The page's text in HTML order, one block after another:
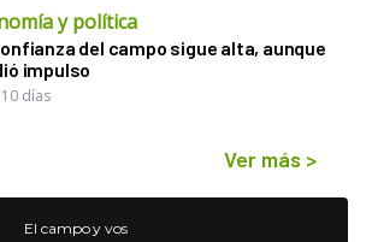
y política
del campo sigue alta, aunque
impulso
días
Ver más >
El campo y vos